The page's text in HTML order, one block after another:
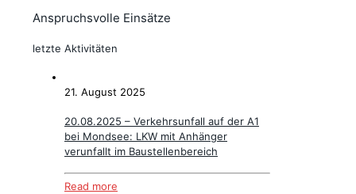
Anspruchsvolle Einsätze
letzte Aktivitäten
21. August 2025
20.08.2025 – Verkehrsunfall auf der A1
bei Mondsee: LKW mit Anhänger
verunfallt im Baustellenbereich
Read more